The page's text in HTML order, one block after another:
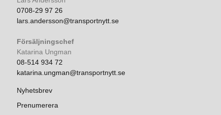
0708-29 97 26
lars.andersson@transportnytt.se
Försäljningschef
Katarina Ungman
08-514 934 72
katarina.ungman@transportnytt.se
Nyhetsbrev
Prenumerera